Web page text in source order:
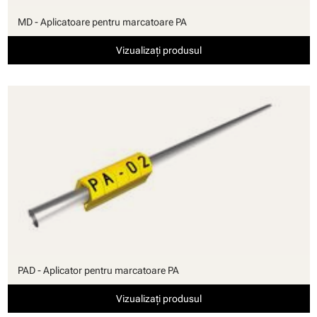
MD - Aplicatoare pentru marcatoare PA
Vizualizați produsul
PAD - Aplicator pentru marcatoare PA
Vizualizați produsul